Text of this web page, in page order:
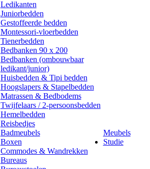
Ledikanten
Juniorbedden
Gestoffeerde bedden
Montessori-vloerbedden
Tienerbedden
Bedbanken 90 x 200
Bedbanken (ombouwbaar
ledikant/junior)
Huisbedden & Tipi bedden
Hoogslapers & Stapelbedden
Matrassen & Bedbodems
Twijfelaars / 2-persoonsbedden
Hemelbedden
Reisbedjes
Meubels
Badmeubels
Boxen
Commodes & Wandrekken
Bureaus
Studie